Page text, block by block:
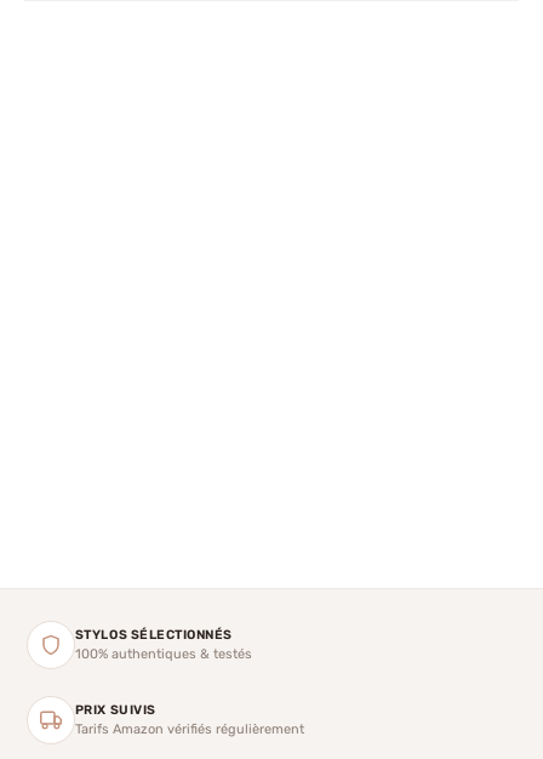
STYLOS SÉLECTIONNÉS
100% authentiques & testés
PRIX SUIVIS
Tarifs Amazon vérifiés régulièrement